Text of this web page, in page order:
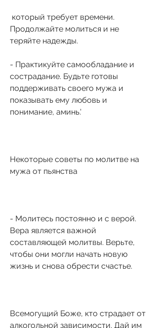
Продолжайте молиться и не
теряйте надежды.
- Практикуйте самообладание и
сострадание. Будьте готовы
поддерживать своего мужа и
показывать ему любовь и
понимание, аминь.'
Некоторые советы по молитве на
мужа от пьянства
- Молитесь постоянно и с верой.
Вера является важной
составляющей молитвы. Верьте,
чтобы они могли начать новую
жизнь и снова обрести счастье.
Всемогущий Боже, кто страдает от
алкогольной зависимости. Дай им